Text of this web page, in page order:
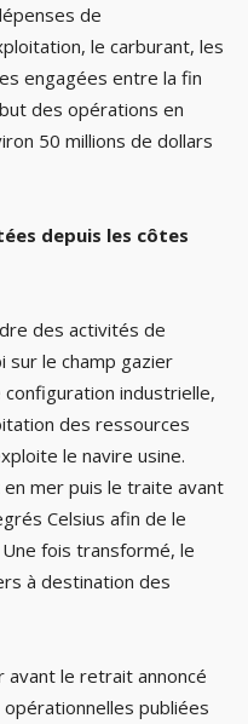
de
le carburant, les
engagées entre la fin
des opérations en
50 millions de dollars
depuis les côtes
des activités de
sur le champ gazier
configuration industrielle,
des ressources
le navire usine.
mer puis le traite avant
Celsius afin de le
fois transformé, le
à destination des
avant le retrait annoncé
publiées